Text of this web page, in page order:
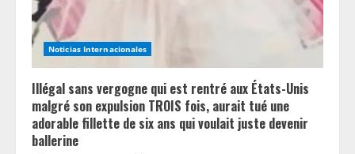
Noticias Internacionales
Illégal sans vergogne qui est rentré aux États-Unis
malgré son expulsion TROIS fois, aurait tué une
adorable fillette de six ans qui voulait juste devenir
ballerine